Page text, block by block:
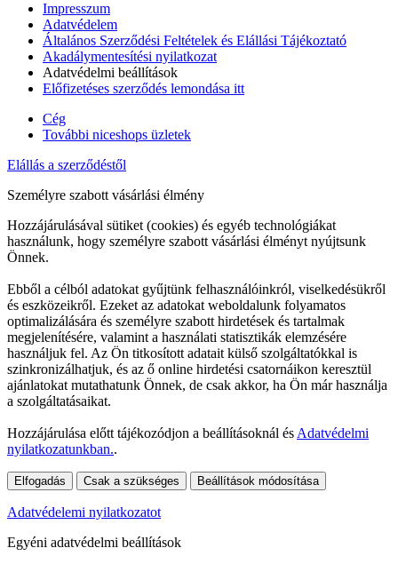
Impresszum
Adatvédelem
Általános Szerződési Feltételek és Elállási Tájékoztató
Akadálymentesítési nyilatkozat
Adatvédelmi beállítások
Előfizetéses szerződés lemondása itt
Cég
További niceshops üzletek
Elállás a szerződéstől
Személyre szabott vásárlási élmény
Hozzájárulásával sütiket (cookies) és egyéb technológiákat
használunk, hogy személyre szabott vásárlási élményt nyújtsunk
Önnek.
Ebből a célból adatokat gyűjtünk felhasználóinkról, viselkedésükről
és eszközeikről. Ezeket az adatokat weboldalunk folyamatos
optimalizálására és személyre szabott hirdetések és tartalmak
megjelenítésére, valamint a használati statisztikák elemzésére
használjuk fel. Az Ön titkosított adatait külső szolgáltatókkal is
szinkronizálhatjuk, és az ő online hirdetési csatornáikon keresztül
ajánlatokat mutathatunk Önnek, de csak akkor, ha Ön már használja
a szolgáltatásaikat.
Hozzájárulása előtt tájékozódjon a beállításoknál és Adatvédelmi
nyilatkozatunkban..
Elfogadás Csak a szükséges Beállítások módosítása
Adatvédelemi nyilatkozatot
Egyéni adatvédelmi beállítások